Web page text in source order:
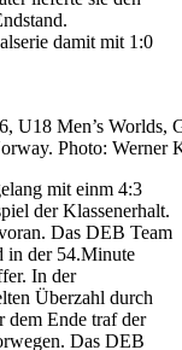
damit mit 1:0
Men’s Worlds,
Photo: Werner
mit einm 4:3
der Klassenerhalt.
Das DEB Team
in der 54.Minute
In der
Überzahl durch
dem Ende traf der
Das DEB